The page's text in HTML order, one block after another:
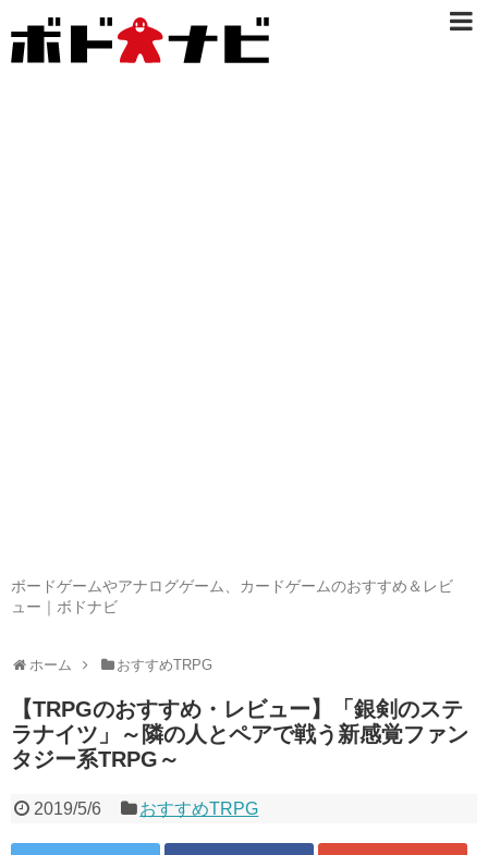
ボードゲームやアナログゲーム、カードゲームのおすすめ＆レビ
ュー｜ボドナビ
ホーム おすすめTRPG
【TRPGのおすすめ・レビュー】「銀剣のステ
ラナイツ」～隣の人とペアで戦う新感覚ファン
タジー系TRPG～
2019/5/6 おすすめTRPG